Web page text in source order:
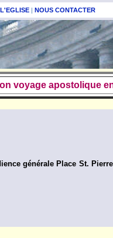
L'EGLISE | NOUS CONTACTER
voyage apostolique
générale Place St.